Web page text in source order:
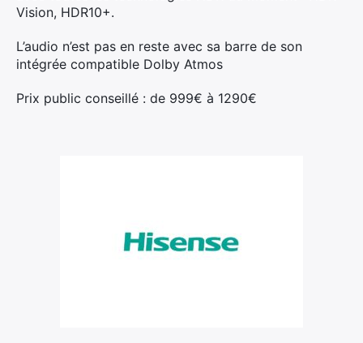
Vision, HDR10+.
L’audio n’est pas en reste avec sa barre de son
intégrée compatible Dolby Atmos
Prix public conseillé : de 999€ à 1290€